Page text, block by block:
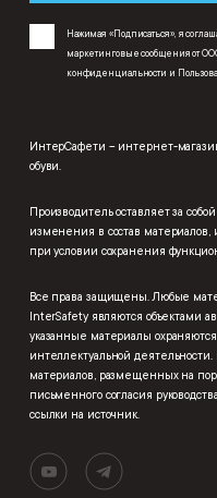
Нажимая «Подписаться», я
маркетинговые сообщения от
конфиденциальности и
ИнтерСафети – интернет-
обуви.
Производитель оставляет за
изменения в состав материалов,
при условии сохранения
Все права защищены. Любые
InterSafety являются объектами
указанные материалы охраняются
интеллектуальной
материалов, размещенных на
письменного согласия
ссылки на источник.